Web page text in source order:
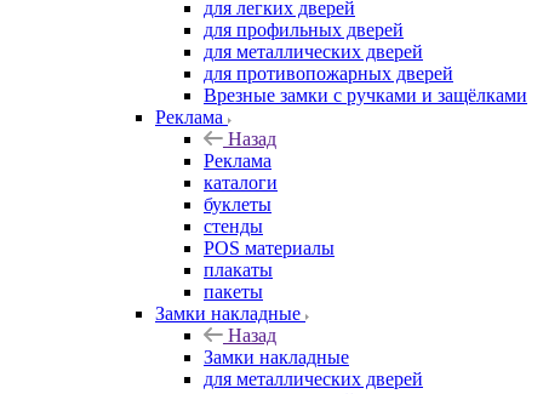
для легких дверей
для профильных дверей
для металлических дверей
для противопожарных дверей
Врезные замки с ручками и защёлками
Реклама
Назад
Реклама
каталоги
буклеты
стенды
POS материалы
плакаты
пакеты
Замки накладные
Назад
Замки накладные
для металлических дверей